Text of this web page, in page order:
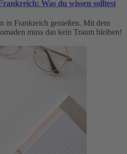
Was du wissen solltest
in Frankreich genießen. Mit dem
muss das kein Traum bleiben!